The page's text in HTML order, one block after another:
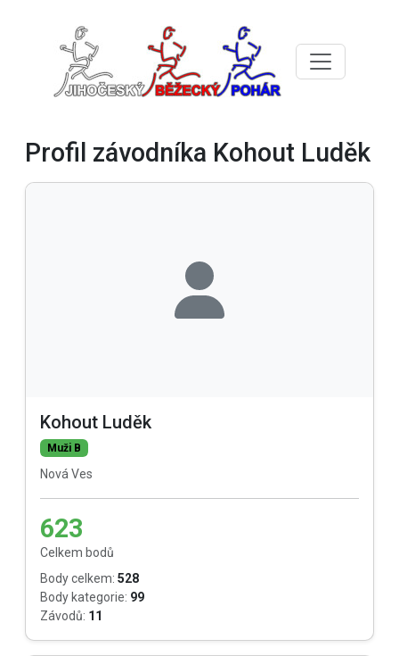
Profil závodníka Kohout Luděk
Kohout Luděk
Muži B
Nová Ves
623
Celkem bodů
Body celkem: 528
Body kategorie: 99
Závodů: 11